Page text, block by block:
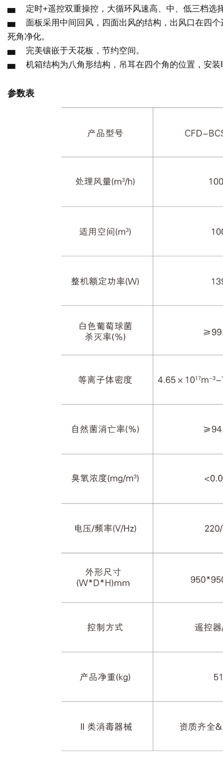
▅ 定时+遥控双重操控，大循环风速高、中、低三档选
▅ 面板采用中间回风，四面出风的结构，出风口在四个
死角净化。
▅ 完美镶嵌于天花板，节约空间。
▅ 机箱结构为八角形结构，吊耳在四个角的位置，安装
参数表